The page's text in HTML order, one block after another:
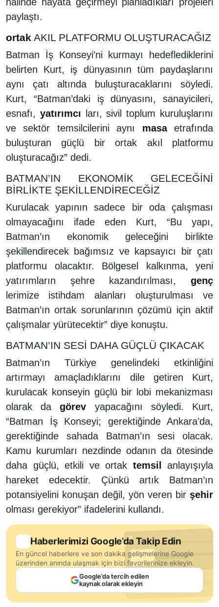
paylaştı.
ortak AKIL PLATFORMU OLUŞTURACAĞIZ
Batman İş Konseyi'ni kurmayı hedeflediklerini
belirten Kurt, iş dünyasının tüm paydaşlarını
aynı çatı altında buluşturacaklarını söyledi.
Kurt, “Batman’daki iş dünyasını, sanayicileri,
esnafı, yatırımcı ları, sivil toplum kuruluşlarını
ve sektör temsilcilerini aynı masaetrafında
buluşturan güçlü bir ortak akıl platformu
oluşturacağız” dedi.
BATMAN’IN EKONOMİK GELECEĞİNİ
BİRLİKTE ŞEKİLLENDİRECEĞİZ
Kurulacak yapının sadece bir oda çalışması
olmayacağını ifade eden Kurt, “Bu yapı,
Batman’ın ekonomik geleceğini birlikte
şekillendirecek bağımsız ve kapsayıcı bir çatı
platformu olacaktır. Bölgesel kalkınma, yeni
yatırımların şehre kazandırılması, genç
lerimize istihdam alanları oluşturulması ve
Batman’ın ortak sorunlarının çözümü için aktif
çalışmalar yürütecektir” diye konuştu.
BATMAN’IN SESİ DAHA GÜÇLÜ ÇIKACAK
Batman’ın Türkiye genelindeki etkinliğini
artırmayı amaçladıklarını dile getiren Kurt,
kurulacak konseyin güçlü bir lobi mekanizması
olarak dagörev yapacağını söyledi. Kurt,
“Batman İş Konseyi; gerektiğinde Ankara’da,
gerektiğinde sahada Batman’ın sesi olacak.
Kamu kurumları nezdinde odanın da ötesinde
daha güçlü, etkili ve ortak temsil
anlayışıyla
hareket edecektir. Çünkü artık Batman’ın
potansiyelini konuşan değil, yön veren bir şehir
olması gerekiyor” ifadelerini kullandı.
Haberlerimizi Google’da Takip Edin
En güncel haberlere ve son dakika gelişmelerine Google
üzerinden anında ulaşmak için bizi favorilerinize ekleyin.
Google’da tercih edilen
kaynak olarak ekleyin